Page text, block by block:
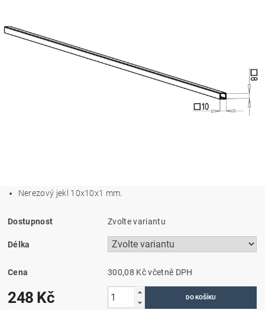
Nerezový jekl 10x10x1 mm.
Dostupnost Zvolte variantu
Délka
Cena 300,08 Kč včetně DPH
248 Kč